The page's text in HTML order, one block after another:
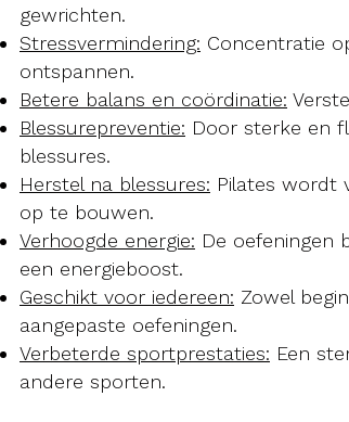
gewrichten.
Stressvermindering: Concentratie
ontspannen.
Betere balans en coördinatie:
Blessurepreventie: Door sterke en
blessures.
Herstel na blessures: Pilates wordt
op te bouwen.
Verhoogde energie: De oefeningen
een energieboost.
Geschikt voor iedereen: Zowel
aangepaste oefeningen.
Verbeterde sportprestaties: Een
andere sporten.